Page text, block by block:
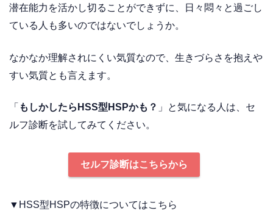
潜在能力を活かし切ることができずに、日々悶々と過ごし
ている人も多いのではないでしょうか。
なかなか理解されにくい気質なので、生きづらさを抱えや
すい気質とも言えます。
「 もしかしたらHSS型HSPかも？ 」と気になる人は、セ
ルフ診断を試してみてください。
セルフ診断はこちらから
▼HSS型HSPの特徴についてはこちら